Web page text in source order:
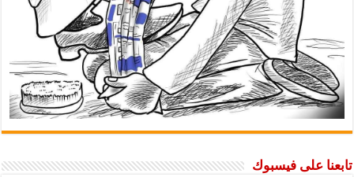
تابعنا على فيسبوك